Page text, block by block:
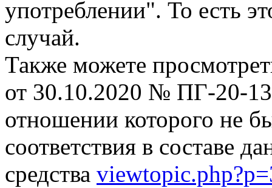
употреблении". То есть
случай.
Также можете
от 30.10.2020 № ПГ-20-
отношении которого не
соответствия в составе
средства